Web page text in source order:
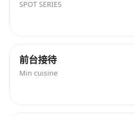
SPOT SERIES
前台接待
Min cuisine